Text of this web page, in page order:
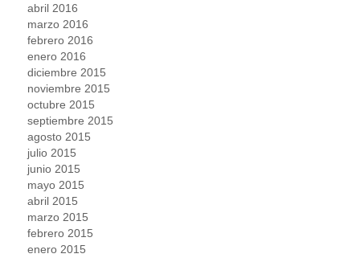
abril 2016
marzo 2016
febrero 2016
enero 2016
diciembre 2015
noviembre 2015
octubre 2015
septiembre 2015
agosto 2015
julio 2015
junio 2015
mayo 2015
abril 2015
marzo 2015
febrero 2015
enero 2015